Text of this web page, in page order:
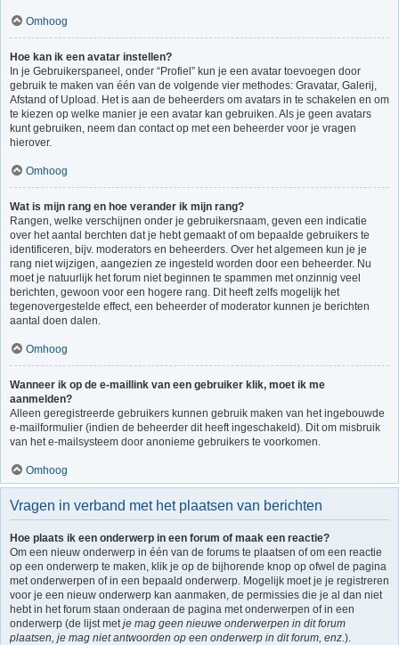
Omhoog
Hoe kan ik een avatar instellen?
In je Gebruikerspaneel, onder “Profiel” kun je een avatar toevoegen door
gebruik te maken van één van de volgende vier methodes: Gravatar, Galerij,
Afstand of Upload. Het is aan de beheerders om avatars in te schakelen en om
te kiezen op welke manier je een avatar kan gebruiken. Als je geen avatars
kunt gebruiken, neem dan contact op met een beheerder voor je vragen
hierover.
Omhoog
Wat is mijn rang en hoe verander ik mijn rang?
Rangen, welke verschijnen onder je gebruikersnaam, geven een indicatie
over het aantal berchten dat je hebt gemaakt of om bepaalde gebruikers te
identificeren, bijv. moderators en beheerders. Over het algemeen kun je je
rang niet wijzigen, aangezien ze ingesteld worden door een beheerder. Nu
moet je natuurlijk het forum niet beginnen te spammen met onzinnig veel
berichten, gewoon voor een hogere rang. Dit heeft zelfs mogelijk het
tegenovergestelde effect, een beheerder of moderator kunnen je berichten
aantal doen dalen.
Omhoog
Wanneer ik op de e-maillink van een gebruiker klik, moet ik me
aanmelden?
Alleen geregistreerde gebruikers kunnen gebruik maken van het ingebouwde
e-mailformulier (indien de beheerder dit heeft ingeschakeld). Dit om misbruik
van het e-mailsysteem door anonieme gebruikers te voorkomen.
Omhoog
Vragen in verband met het plaatsen van berichten
Hoe plaats ik een onderwerp in een forum of maak een reactie?
Om een nieuw onderwerp in één van de forums te plaatsen of om een reactie
op een onderwerp te maken, klik je op de bijhorende knop op ofwel de pagina
met onderwerpen of in een bepaald onderwerp. Mogelijk moet je je registreren
voor je een nieuw onderwerp kan aanmaken, de permissies die je al dan niet
hebt in het forum staan onderaan de pagina met onderwerpen of in een
onderwerp (de lijst metje mag geen nieuwe onderwerpen in dit forum
plaatsen, je mag niet antwoorden op een onderwerp in dit forum, enz.).